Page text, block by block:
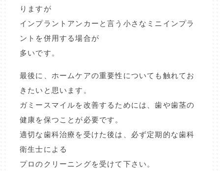
りますが
インプラントアンカーと言う小さなミニインプラ
ントを併用する場合が
多いです。
最後に、ホームケアの重要性についても触れてお
きたいと思います。
ガミースマイルを改善するためには、歯や歯茎の
健康を保つことが必要です。
適切な歯科治療を受けた後は、必ず定期的な歯科
衛生士による
プロのクリーニングを受けて下さい。